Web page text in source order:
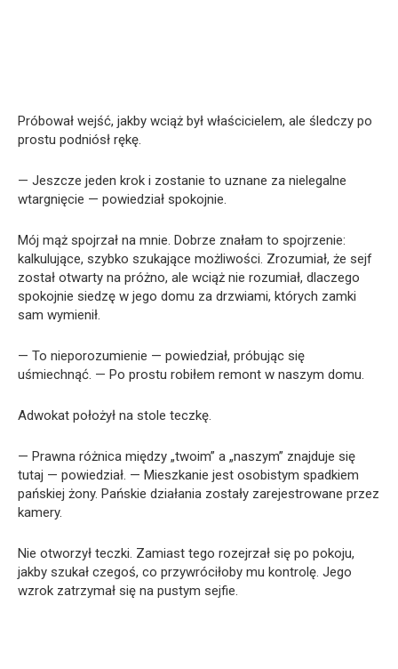
Próbował wejść, jakby wciąż był właścicielem, ale śledczy po
prostu podniósł rękę.
— Jeszcze jeden krok i zostanie to uznane za nielegalne
wtargnięcie — powiedział spokojnie.
Mój mąż spojrzał na mnie. Dobrze znałam to spojrzenie:
kalkulujące, szybko szukające możliwości. Zrozumiał, że sejf
został otwarty na próżno, ale wciąż nie rozumiał, dlaczego
spokojnie siedzę w jego domu za drzwiami, których zamki
sam wymienił.
— To nieporozumienie — powiedział, próbując się
uśmiechnąć. — Po prostu robiłem remont w naszym domu.
Adwokat położył na stole teczkę.
— Prawna różnica między „twoim” a „naszym” znajduje się
tutaj — powiedział. — Mieszkanie jest osobistym spadkiem
pańskiej żony. Pańskie działania zostały zarejestrowane przez
kamery.
Nie otworzył teczki. Zamiast tego rozejrzał się po pokoju,
jakby szukał czegoś, co przywróciłoby mu kontrolę. Jego
wzrok zatrzymał się na pustym sejfie.